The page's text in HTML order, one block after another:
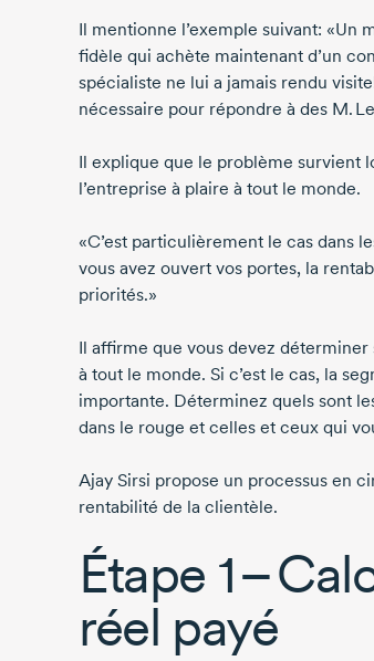
Il mentionne l’exemple suivant:
fidèle qui achète maintenant d’un
spécialiste ne lui a jamais rendu
nécessaire pour répondre à des M.
Il explique que le problème survient
l’entreprise à plaire à tout le monde.
«C’est particulièrement le cas dans
vous avez ouvert vos portes, la
priorités.»
Il affirme que vous devez
à tout le monde. Si c’est le cas, la
importante. Déterminez quels sont
dans le rouge et celles et ceux qui
Ajay Sirsi propose un processus en
rentabilité de la clientèle.
Étape 1–
réel payé